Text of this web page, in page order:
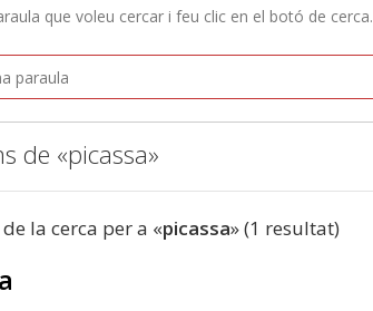
que voleu cercar i feu clic en el botó de cerca.
de «picassa»
la cerca per a «picassa» (1 resultat)